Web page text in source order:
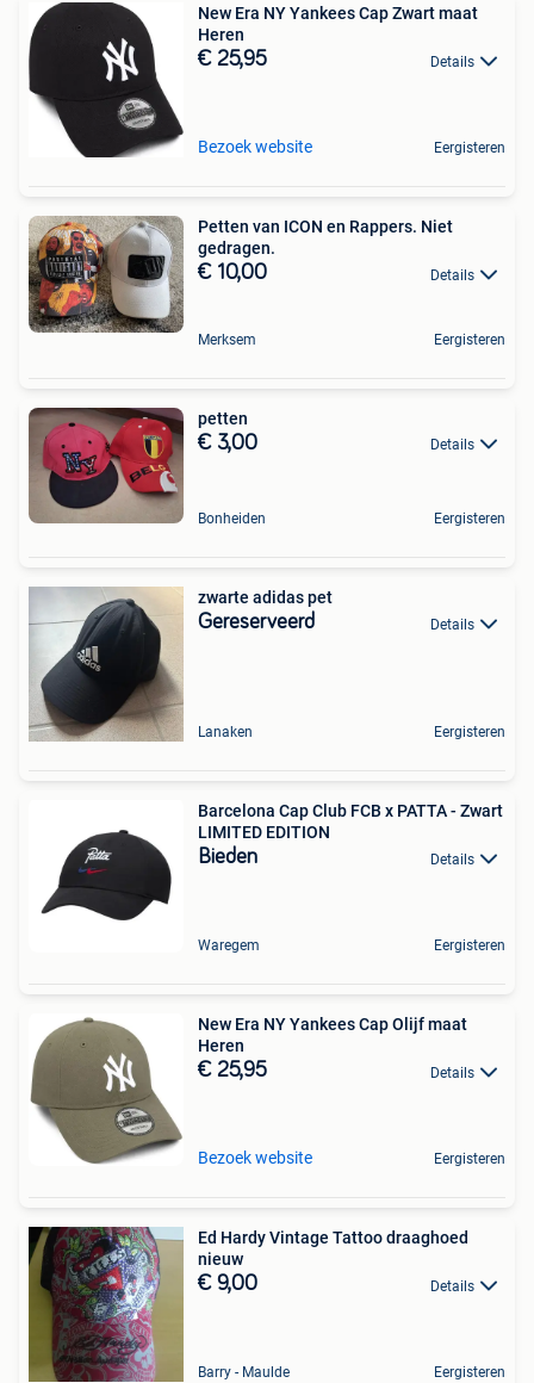
New Era NY Yankees Cap Zwart maat
Heren
€ 25,95 Details
Bezoek website Eergisteren
Petten van ICON en Rappers. Niet
gedragen.
€ 10,00 Details
Merksem Eergisteren
petten
€ 3,00 Details
Bonheiden Eergisteren
zwarte adidas pet
Gereserveerd Details
Lanaken Eergisteren
Barcelona Cap Club FCB x PATTA - Zwart
LIMITED EDITION
Bieden Details
Waregem Eergisteren
New Era NY Yankees Cap Olijf maat
Heren
€ 25,95 Details
Bezoek website Eergisteren
Ed Hardy Vintage Tattoo draaghoed
nieuw
€ 9,00 Details
Barry - Maulde Eergisteren